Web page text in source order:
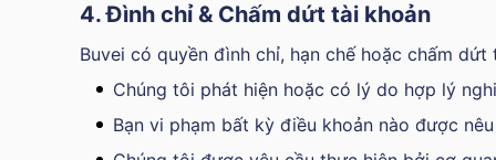
4. Đình chỉ & Chấm dứt tài khoản
Buvei có quyền đình chỉ, hạn chế hoặc chấm
Chúng tôi phát hiện hoặc có lý do hợp lý
Bạn vi phạm bất kỳ điều khoản nào được